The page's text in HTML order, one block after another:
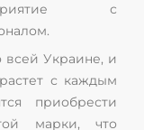
с
всей Украине, и
с каждым
приобрести
марки, что